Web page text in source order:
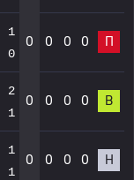
1
0
0 0 0 0 П
2
1
0 0 0 0 В
1
1
0 0 0 0 Н